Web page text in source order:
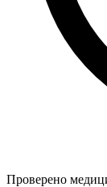
Проверено